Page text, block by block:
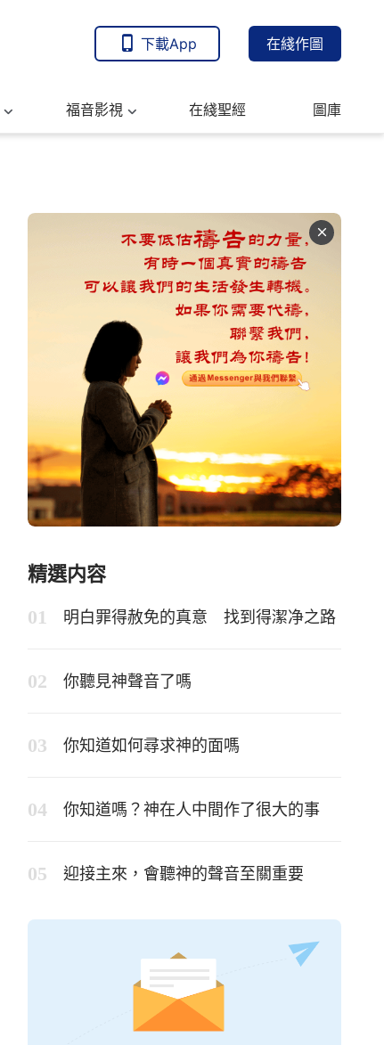
下載App 在綫作圖
福音影視 在綫聖經 圖庫
精選内容
明白罪得赦免的真意 找到得潔净之路
你聽見神聲音了嗎
你知道如何尋求神的面嗎
你知道嗎？神在人中間作了很大的事
迎接主來，會聽神的聲音至關重要